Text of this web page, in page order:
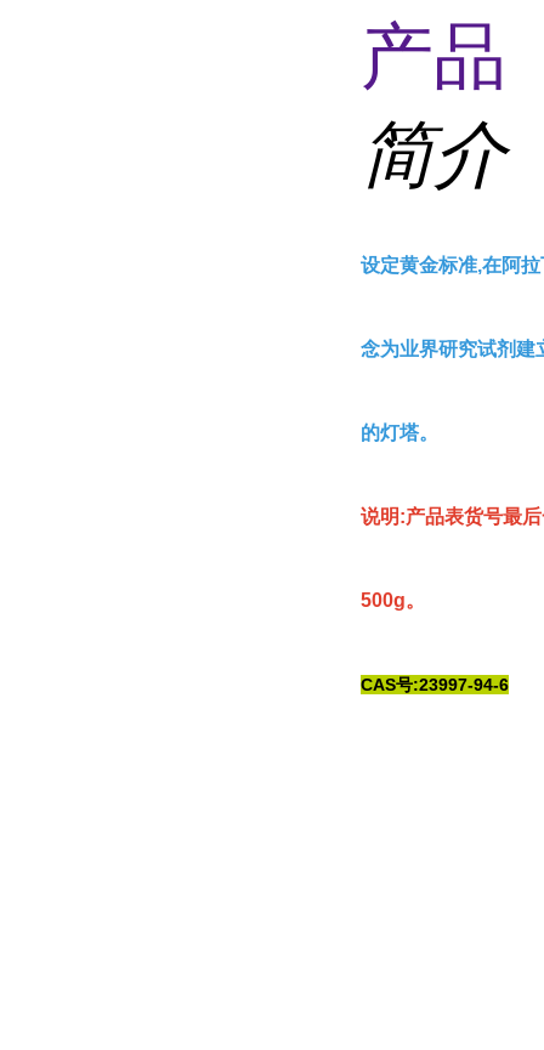
产品
简介
设定黄金标准,在阿
念为业界研究试剂建
的灯塔。
说明:产品表货号最
500g。
CAS号:23997-94-6